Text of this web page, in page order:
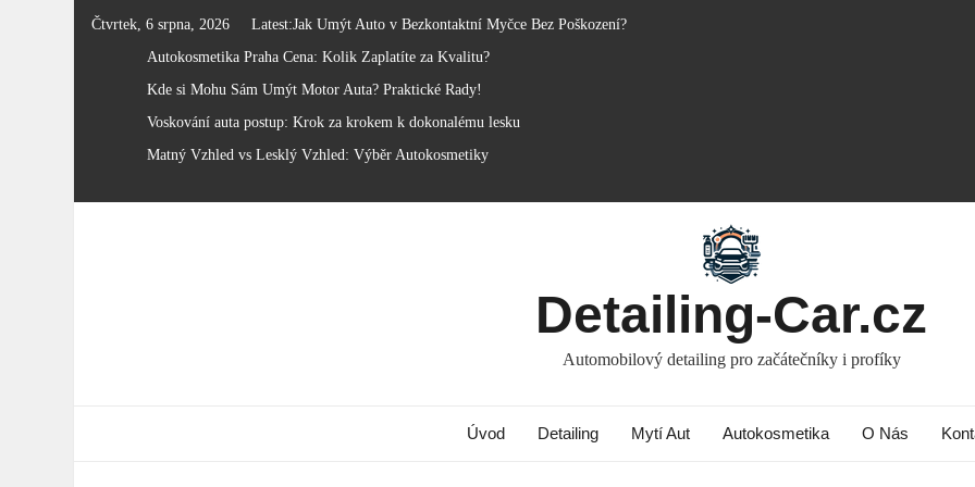
Skip
Čtvrtek, 6 srpna, 2026 Latest:Jak Umýt Auto v Bezkontaktní Myčce Bez Poškození?
Autokosmetika Praha Cena: Kolik Zaplatíte za Kvalitu?
Kde si Mohu Sám Umýt Motor Auta? Praktické Rady!
Voskování auta postup: Krok za krokem k dokonalému lesku
Matný Vzhled vs Lesklý Vzhled: Výběr Autokosmetiky
Detailing-Car.cz
Automobilový detailing pro začátečníky i profíky
Úvod Detailing Mytí Aut Autokosmetika O Nás